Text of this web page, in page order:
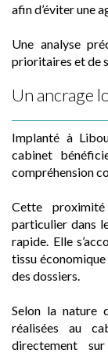
afin d’éviter une
Une analyse
prioritaires et de
Un ancrage
Implanté à
cabinet
compréhension
Cette
particulier dans
rapide. Elle
tissu
des dossiers.
Selon la nature
réalisées au
directement